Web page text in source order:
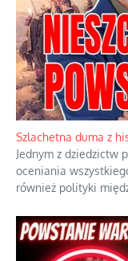
Szlachetna duma z
Jednym z dziedzictw
oceniania
również polityki